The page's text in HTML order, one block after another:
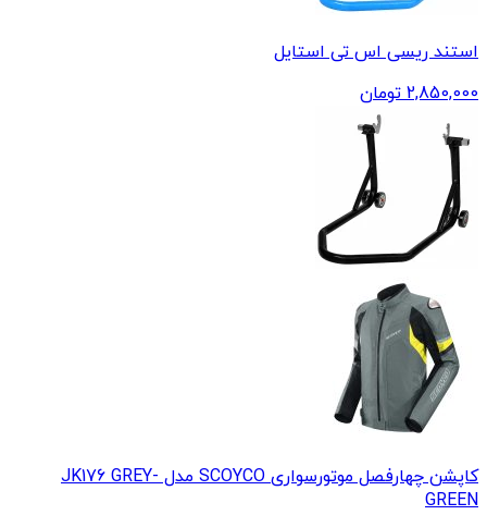
استند ریسی اس تی استایل
2,850,000 تومان
کاپشن چهارفصل موتورسواری SCOYCO مدل JK176 GREY-
GREEN